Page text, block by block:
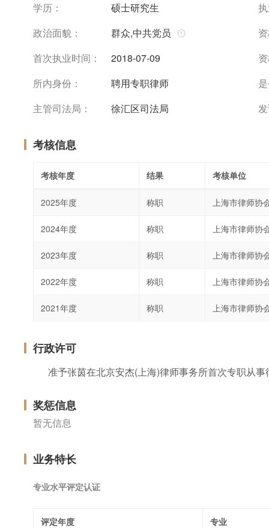
学历：
硕士研究生
政治面貌：
群众,中共党员
首次执业时间：
2018-07-09
所内身份：
聘用专职律师
主管司法局：
徐汇区司法局
考核信息
考核年度 结果 考核单位
2025年度 称职 上海市律师协
2024年度 称职 上海市律师协
2023年度 称职 上海市律师协
2022年度 称职 上海市律师协
2021年度 称职 上海市律师协
行政许可
准予张茵在北京安杰(上海)律师事务所首次专职从事
奖惩信息
暂无信息
业务特长
专业水平评定认证
评定年度 专业